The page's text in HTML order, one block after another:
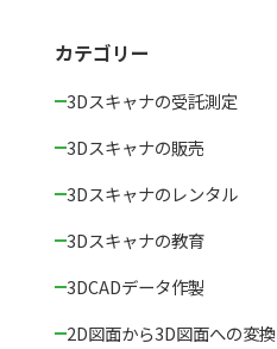
カテゴリー
3Dスキャナの受託測定
3Dスキャナの販売
3Dスキャナのレンタル
3Dスキャナの教育
3DCADデータ作製
2D図面から3D図面への変換